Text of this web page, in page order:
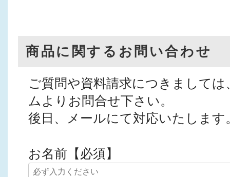
商品に関するお問い合わせ
ご質問や資料請求につきましては
ムよりお問合せ下さい。
後日、メールにて対応いたします
お名前 【必須】